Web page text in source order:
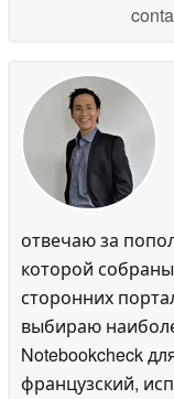
отвечаю за
которой
сторонних
выбираю
Notebookcheck
французский,